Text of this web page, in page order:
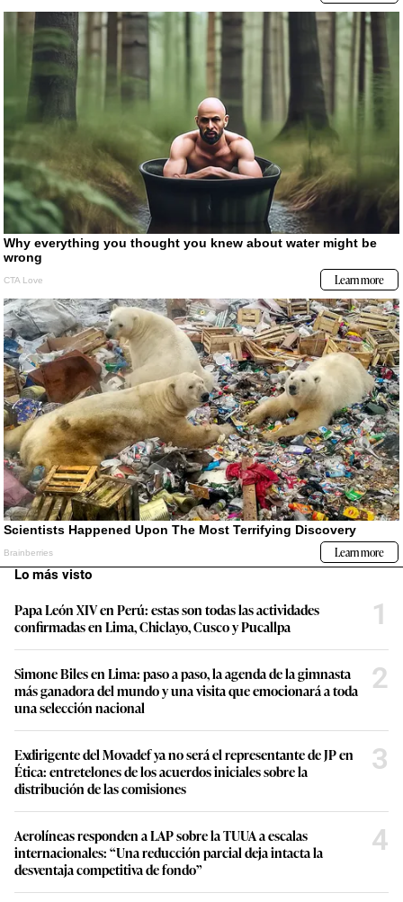
Lo más visto
Papa León XIV en Perú: estas son todas las actividades
confirmadas en Lima, Chiclayo, Cusco y Pucallpa
1
Simone Biles en Lima: paso a paso, la agenda de la gimnasta
más ganadora del mundo y una visita que emocionará a toda
una selección nacional
2
Exdirigente del Movadef ya no será el representante de JP en
Ética: entretelones de los acuerdos iniciales sobre la
distribución de las comisiones
3
Aerolíneas responden a LAP sobre la TUUA a escalas
internacionales: “Una reducción parcial deja intacta la
desventaja competitiva de fondo”
4